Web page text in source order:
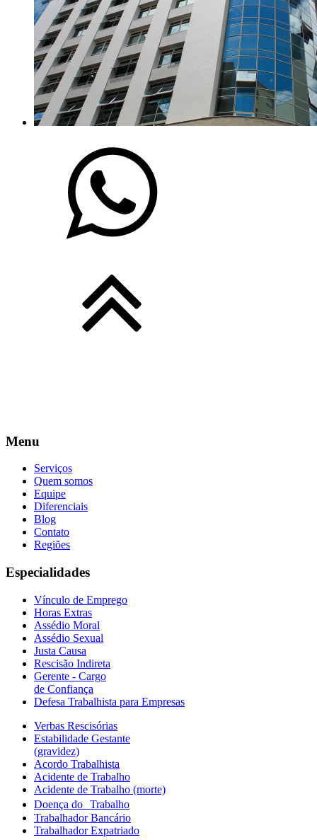
Menu
Serviços
Quem somos
Equipe
Diferenciais
Blog
Contato
Regiões
Especialidades
Vínculo de Emprego
Horas Extras
Assédio Moral
Assédio Sexual
Justa Causa
Rescisão Indireta
Gerente - Cargo
de Confiança
Defesa Trabalhista para Empresas
Verbas Rescisórias
Estabilidade Gestante
(gravidez)
Acordo Trabalhista
Acidente de Trabalho
Acidente de Trabalho (morte)
Doença do Trabalho
Trabalhador Bancário
Trabalhador Expatriado